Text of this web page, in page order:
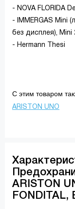
- NOVA FLORIDA
- IMMERGAS Mini
без дисплея), Mini
- Hermann Thesi
С этим товаром
ARISTON UNO
ARISTON
FONDITAL,